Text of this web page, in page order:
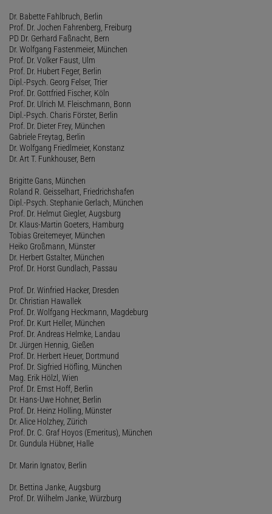
Dr. Babette Fahlbruch, Berlin
Prof. Dr. Jochen Fahrenberg, Freiburg
PD Dr. Gerhard Faßnacht, Bern
Dr. Wolfgang Fastenmeier, München
Prof. Dr. Volker Faust, Ulm
Prof. Dr. Hubert Feger, Berlin
Dipl.-Psych. Georg Felser, Trier
Prof. Dr. Gottfried Fischer, Köln
Prof. Dr. Ulrich M. Fleischmann, Bonn
Dipl.-Psych. Charis Förster, Berlin
Prof. Dr. Dieter Frey, München
Gabriele Freytag, Berlin
Dr. Wolfgang Friedlmeier, Konstanz
Dr. Art T. Funkhouser, Bern
Brigitte Gans, München
Roland R. Geisselhart, Friedrichshafen
Dipl.-Psych. Stephanie Gerlach, München
Prof. Dr. Helmut Giegler, Augsburg
Dr. Klaus-Martin Goeters, Hamburg
Tobias Greitemeyer, München
Heiko Großmann, Münster
Dr. Herbert Gstalter, München
Prof. Dr. Horst Gundlach, Passau
Prof. Dr. Winfried Hacker, Dresden
Dr. Christian Hawallek
Prof. Dr. Wolfgang Heckmann, Magdeburg
Prof. Dr. Kurt Heller, München
Prof. Dr. Andreas Helmke, Landau
Dr. Jürgen Hennig, Gießen
Prof. Dr. Herbert Heuer, Dortmund
Prof. Dr. Sigfried Höfling, München
Mag. Erik Hölzl, Wien
Prof. Dr. Ernst Hoff, Berlin
Dr. Hans-Uwe Hohner, Berlin
Prof. Dr. Heinz Holling, Münster
Dr. Alice Holzhey, Zürich
Prof. Dr. C. Graf Hoyos (Emeritus), München
Dr. Gundula Hübner, Halle
Dr. Marin Ignatov, Berlin
Dr. Bettina Janke, Augsburg
Prof. Dr. Wilhelm Janke, Würzburg